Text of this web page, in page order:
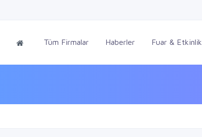
Tüm Firmalar Haberler Fuar & Etkinlik